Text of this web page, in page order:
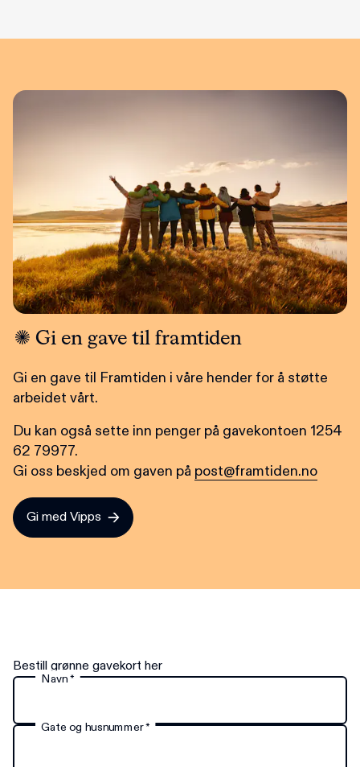
Gi en gave til framtiden
Gi en gave til Framtiden i våre hender for å støtte
arbeidet vårt.
Du kan også sette inn penger på gavekontoen 1254
62 79977.
Gi oss beskjed om gaven på post@framtiden.no
Gi med Vipps
Bestill grønne gavekort her
Navn*
Gate og husnummer*